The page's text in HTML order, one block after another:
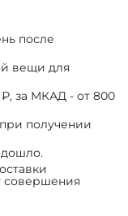
после
вещи для
за МКАД - от 800
получении
совершения